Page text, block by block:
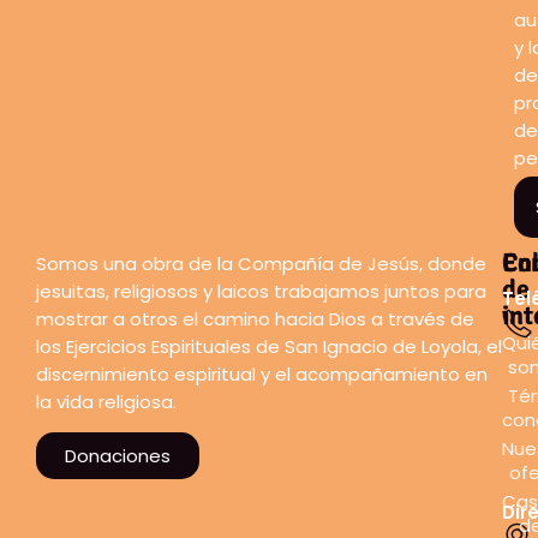
y
de
Somos una obra de la Compañía de Jesús, donde
jesuitas, religiosos y laicos trabajamos juntos para
mostrar a otros el camino hacia Dios a través de
los Ejercicios Espirituales de San Ignacio de Loyola, el
discernimiento espiritual y el acompañamiento en
la vida religiosa.
Donaciones
de